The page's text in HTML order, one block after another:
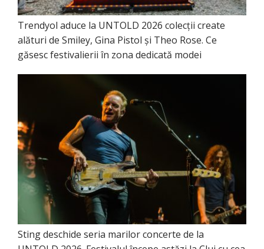
Trendyol aduce la UNTOLD 2026 colecții create
alături de Smiley, Gina Pistol și Theo Rose. Ce
găsesc festivalierii în zona dedicată modei
Sting deschide seria marilor concerte de la